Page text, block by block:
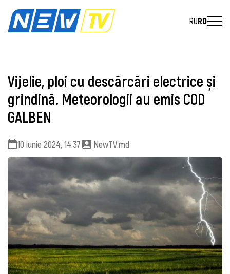
RURO
Vijelie, ploi cu descărcări electrice și
grindină. Meteorologii au emis COD
GALBEN
10 iunie 2024, 14:37 NewTV.md